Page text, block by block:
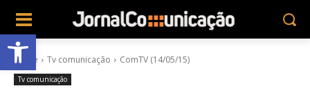
Abrir a barra de ferramentas
Home Tv comunicação ComTV (14/05/15)
Tv comunicação